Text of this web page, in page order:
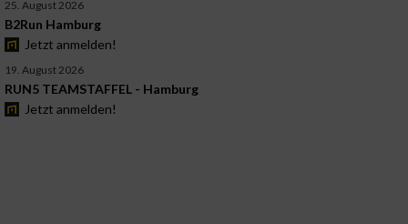
25. August 2026
B2Run Hamburg
Jetzt anmelden!
19. August 2026
RUN5 TEAMSTAFFEL - Hamburg
Jetzt anmelden!